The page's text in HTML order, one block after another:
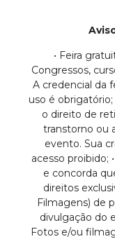
• Feira
Congressos,
A credencial da
uso é obrigatório;
o direito de
transtorno ou
evento. Sua
acesso proibido;
e concorda
direitos
Filmagens) de
divulgação do
Fotos e/ou